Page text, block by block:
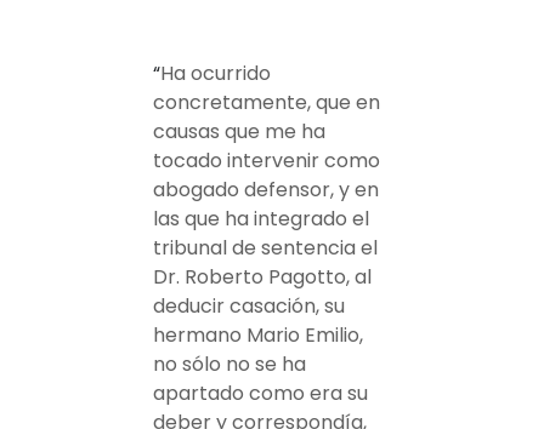
“Ha ocurrido
concretamente, que en
causas que me ha
tocado intervenir como
abogado defensor, y en
las que ha integrado el
tribunal de sentencia el
Dr. Roberto Pagotto, al
deducir casación, su
hermano Mario Emilio,
no sólo no se ha
apartado como era su
deber y correspondía,